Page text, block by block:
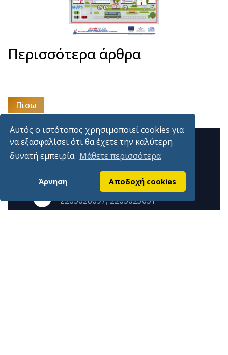
Αυτός ο ιστότοπος χρησιμοποιεί cookies για
να εξασφαλίσει ότι θα έχετε την καλύτερη
δυνατή εμπειρία. Μάθετε περισσότερα
Άρνηση Αποδοχή cookies
Περισσότερα άρθρα
Πίσω
Γραφεία
Γιδογιάννου 7 Άμφισσα 33100
Τηλέφωνα
2265028697, 2265023651